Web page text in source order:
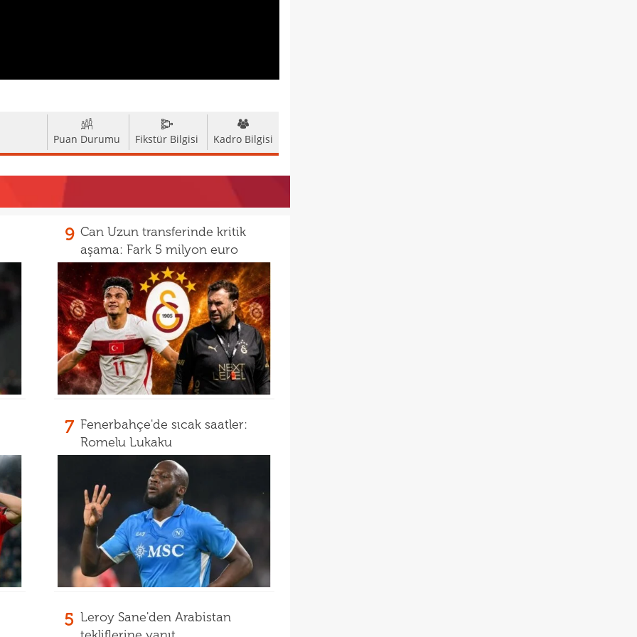
Puan Durumu Fikstür Bilgisi Kadro Bilgisi
9 Can Uzun transferinde kritik
aşama: Fark 5 milyon euro
7 Fenerbahçe'de sıcak saatler:
Romelu Lukaku
5 Leroy Sane'den Arabistan